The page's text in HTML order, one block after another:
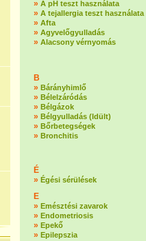
» A pH teszt használata
» A tejallergia teszt használata
» Afta
» Agyvelőgyulladás
» Alacsony vérnyomás
B
» Bárányhimlő
» Bélelzáródás
» Bélgázok
» Bélgyulladás (Idült)
» Bőrbetegségek
» Bronchitis
É
» Égési sérülések
E
» Emésztési zavarok
» Endometriosis
» Epekő
» Epilepszia